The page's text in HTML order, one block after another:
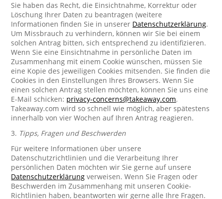
Sie haben das Recht, die Einsichtnahme, Korrektur oder
Löschung Ihrer Daten zu beantragen (weitere
Informationen finden Sie in unserer Datenschutzerklärung.
Um Missbrauch zu verhindern, können wir Sie bei einem
solchen Antrag bitten, sich entsprechend zu identifizieren.
Wenn Sie eine Einsichtnahme in persönliche Daten im
Zusammenhang mit einem Cookie wünschen, müssen Sie
eine Kopie des jeweiligen Cookies mitsenden. Sie finden die
Cookies in den Einstellungen Ihres Browsers. Wenn Sie
einen solchen Antrag stellen möchten, können Sie uns eine
E-Mail schicken: privacy-concerns@takeaway.com.
Takeaway.com wird so schnell wie möglich, aber spätestens
innerhalb von vier Wochen auf Ihren Antrag reagieren.
3. Tipps, Fragen und Beschwerden
Für weitere Informationen über unsere
Datenschutzrichtlinien und die Verarbeitung Ihrer
persönlichen Daten möchten wir Sie gerne auf unsere
Datenschutzerklärung verweisen. Wenn Sie Fragen oder
Beschwerden im Zusammenhang mit unseren Cookie-
Richtlinien haben, beantworten wir gerne alle Ihre Fragen.